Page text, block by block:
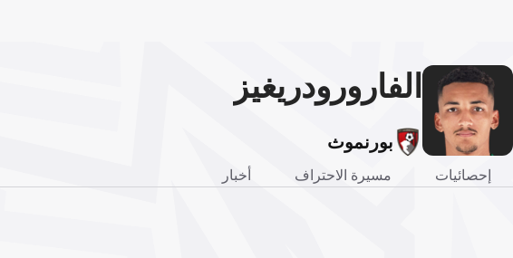
الفارورودريغيز
بورنموث
إحصائيات مسيرة الاحتراف أخبار